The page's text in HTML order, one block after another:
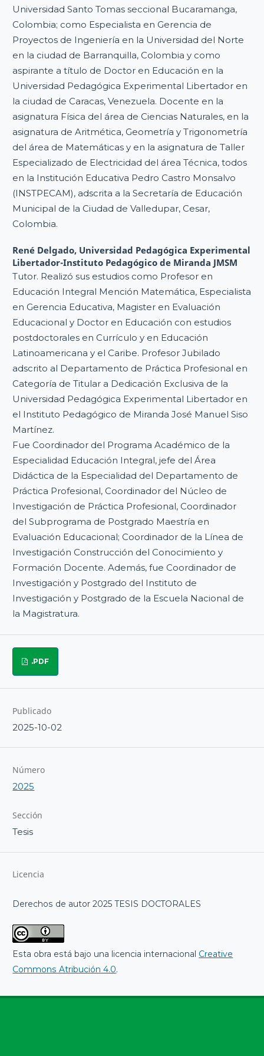
Universidad Santo Tomas seccional Bucaramanga,
Colombia; como Especialista en Gerencia de
Proyectos de Ingeniería en la Universidad del Norte
en la ciudad de Barranquilla, Colombia y como
aspirante a título de Doctor en Educación en la
Universidad Pedagógica Experimental Libertador en
la ciudad de Caracas, Venezuela. Docente en la
asignatura Física del área de Ciencias Naturales, en la
asignatura de Aritmética, Geometría y Trigonometría
del área de Matemáticas y en la asignatura de Taller
Especializado de Electricidad del área Técnica, todos
en la Institución Educativa Pedro Castro Monsalvo
(INSTPECAM), adscrita a la Secretaría de Educación
Municipal de la Ciudad de Valledupar, Cesar,
Colombia.
René Delgado, Universidad Pedagógica Experimental
Libertador-Instituto Pedagógico de Miranda JMSM
Tutor. Realizó sus estudios como Profesor en
Educación Integral Mención Matemática, Especialista
en Gerencia Educativa, Magister en Evaluación
Educacional y Doctor en Educación con estudios
postdoctorales en Currículo y en Educación
Latinoamericana y el Caribe. Profesor Jubilado
adscrito al Departamento de Práctica Profesional en
Categoría de Titular a Dedicación Exclusiva de la
Universidad Pedagógica Experimental Libertador en
el Instituto Pedagógico de Miranda José Manuel Siso
Martínez.
Fue Coordinador del Programa Académico de la
Especialidad Educación Integral, jefe del Área
Didáctica de la Especialidad del Departamento de
Práctica Profesional, Coordinador del Núcleo de
Investigación de Práctica Profesional, Coordinador
del Subprograma de Postgrado Maestría en
Evaluación Educacional; Coordinador de la Línea de
Investigación Construcción del Conocimiento y
Formación Docente. Además, fue Coordinador de
Investigación y Postgrado del Instituto de
Investigación y Postgrado de la Escuela Nacional de
la Magistratura.
.PDF
Publicado
2025-10-02
Número
2025
Sección
Tesis
Licencia
Derechos de autor 2025 TESIS DOCTORALES
Esta obra está bajo una licencia internacional Creative
Commons Atribución 4.0.